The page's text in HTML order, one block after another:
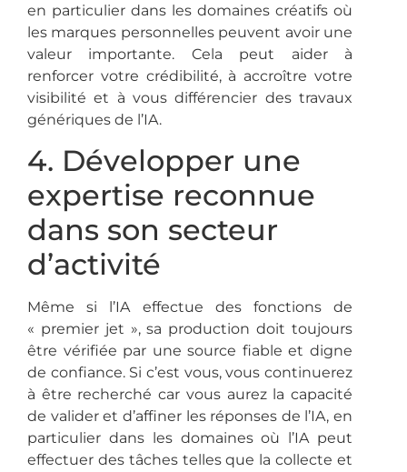
en particulier dans les domaines créatifs où
les marques personnelles peuvent avoir une
valeur importante. Cela peut aider à
renforcer votre crédibilité, à accroître votre
visibilité et à vous différencier des travaux
génériques de l’IA.
4. Développer une
expertise reconnue
dans son secteur
d’activité
Même si l’IA effectue des fonctions de
« premier jet », sa production doit toujours
être vérifiée par une source fiable et digne
de confiance. Si c’est vous, vous continuerez
à être recherché car vous aurez la capacité
de valider et d’affiner les réponses de l’IA, en
particulier dans les domaines où l’IA peut
effectuer des tâches telles que la collecte et